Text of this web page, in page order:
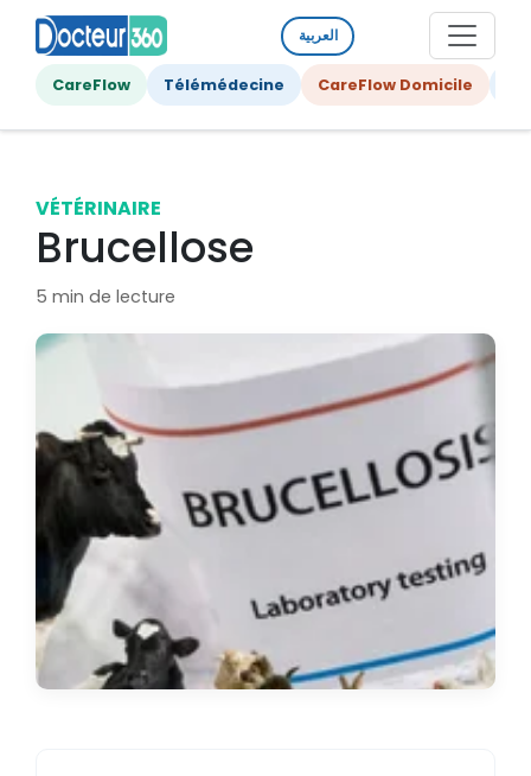
العربية
CareFlow Télémédecine CareFlow Domicile
VÉTÉRINAIRE
Brucellose
5 min de lecture